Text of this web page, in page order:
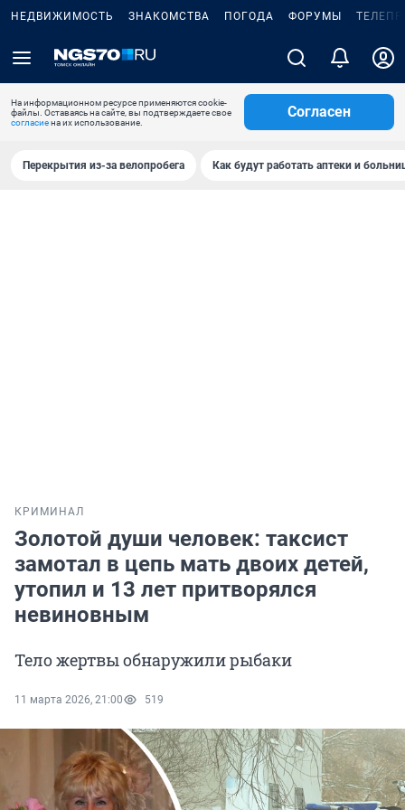
НЕДВИЖИМОСТЬ ЗНАКОМСТВА ПОГОДА ФОРУМЫ
На информационном ресурсе применяются cookie-
файлы. Оставаясь на сайте, вы подтверждаете свое
согласиена их использование.
Согласен
Перекрытия из-за велопробега Как будут работать аптеки и
КРИМИНАЛ
Золотой души человек: таксист
замотал в цепь мать двоих детей,
утопил и 13 лет притворялся
невиновным
Тело жертвы обнаружили рыбаки
11 марта 2026, 21:00 519